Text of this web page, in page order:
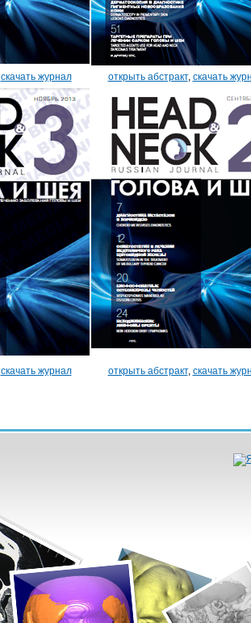
скачать журнал открыть абстракт, скачать
скачать журнал открыть абстракт, скачать